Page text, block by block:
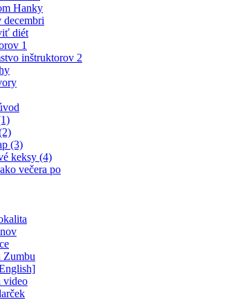
Hanky
diét
1
inštruktorov 2
(3)
keksy (4)
večera po
Zumbu
video